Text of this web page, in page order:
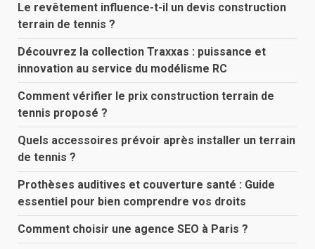
Le revêtement influence-t-il un devis construction
terrain de tennis ?
Découvrez la collection Traxxas : puissance et
innovation au service du modélisme RC
Comment vérifier le prix construction terrain de
tennis proposé ?
Quels accessoires prévoir après installer un terrain
de tennis ?
Prothèses auditives et couverture santé : Guide
essentiel pour bien comprendre vos droits
Comment choisir une agence SEO à Paris ?